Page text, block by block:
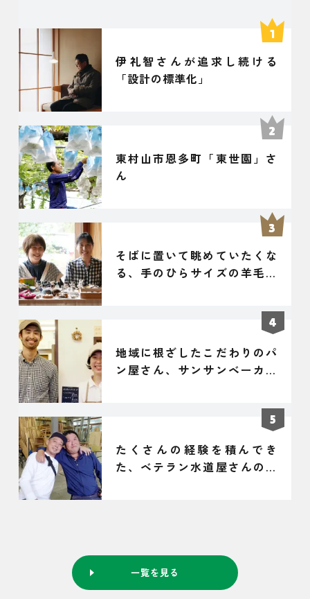
伊礼智さんが追求し続ける
「設計の標準化」
東村山市恩多町「東世園」さ
ん
そばに置いて眺めていたくな
る、手のひらサイズの羊毛フ
地域に根ざしたこだわりのパ
ン屋さん、サンサンベーカリ
たくさんの経験を積んでき
た、ベテラン水道屋さんの仕
一覧を見る